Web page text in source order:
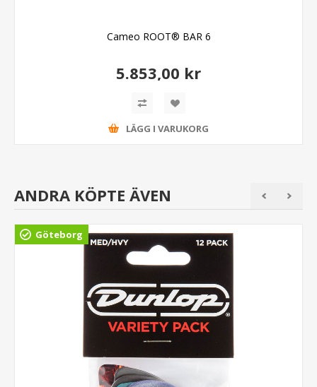
Cameo ROOT® BAR 6
5.853,00 kr
LÄGG I VARUKORG
ANDRA KÖPTE ÄVEN
Göteborg